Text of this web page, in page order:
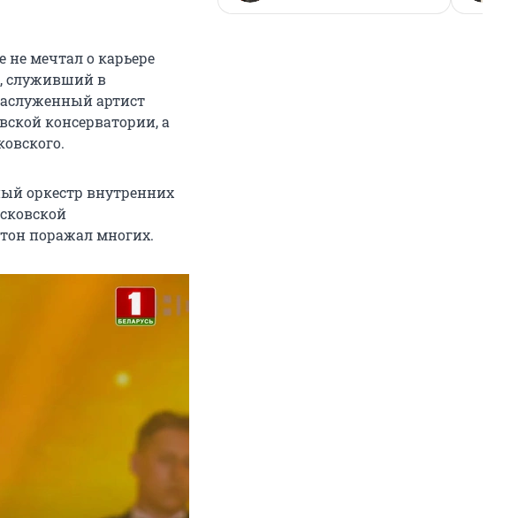
не мечтал о карьере
служивший в
артист
консерватории, а
оркестр внутренних
поражал многих.